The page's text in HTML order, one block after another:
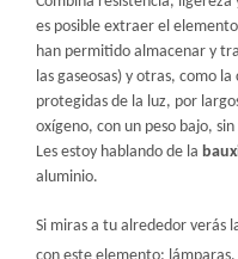
es posible extraer el
han permitido almacenar y
las gaseosas) y otras, como
protegidas de la luz, por
oxígeno, con un peso bajo,
Les estoy hablando de la
aluminio.
Si miras a tu alrededor verás